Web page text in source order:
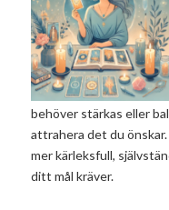
behöver stärkas eller
attrahera det du
mer kärleksfull,
ditt mål kräver.